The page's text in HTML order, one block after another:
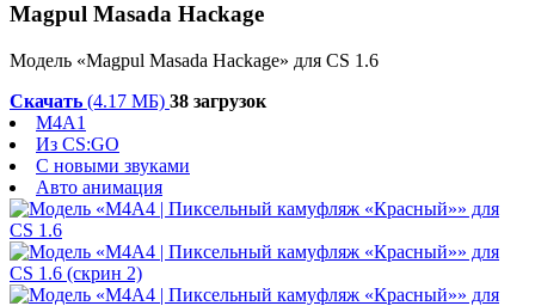
Magpul Masada Hackage
Модель «Magpul Masada Hackage» для CS 1.6
Скачать (4.17 МБ) 38 загрузок
M4A1
Из CS:GO
С новыми звуками
Авто анимация